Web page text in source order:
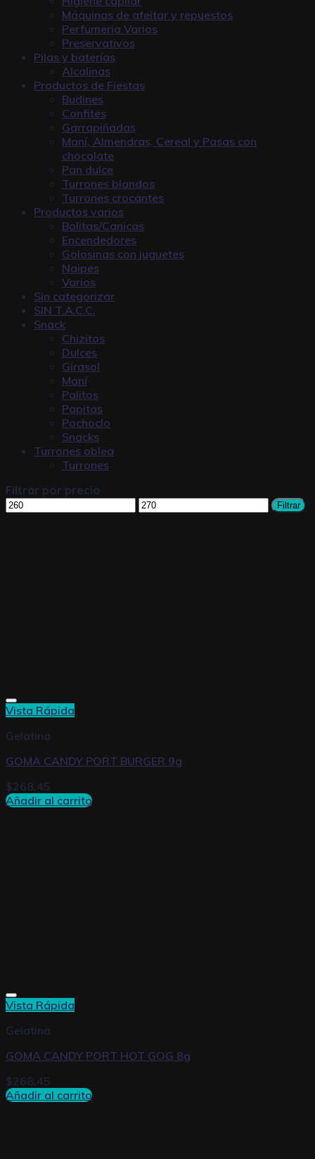
Máquinas de afeitar y repuestos
Perfumeria Varios
Preservativos
Pilas y baterías
Alcalinas
Productos de Fiestas
Budines
Confites
Garrapiñadas
Maní, Almendras, Cereal y Pasas con
chocolate
Pan dulce
Turrones blandos
Turrones crocantes
Productos varios
Bolitas/Canicas
Encendedores
Golosinas con juguetes
Naipes
Varios
Sin categorizar
SIN T.A.C.C.
Snack
Chizitos
Dulces
Girasol
Maní
Palitos
Papitas
Pochoclo
Snacks
Turrones oblea
Turrones
Filtrar por precio
Filtrar
Vista Rápida
Gelatina
GOMA CANDY PORT BURGER 9g
$268,45
Añadir al carrito
Vista Rápida
Gelatina
GOMA CANDY PORT HOT GOG 8g
$268,45
Añadir al carrito